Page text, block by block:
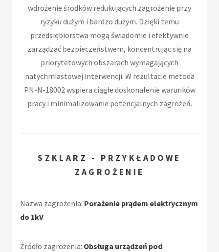
wdrożenie środków redukujących zagrożenie przy
ryzyku dużym i bardzo dużym. Dzięki temu
przedsiębiorstwa mogą świadomie i efektywnie
zarządzać bezpieczeństwem, koncentrując się na
priorytetowych obszarach wymagających
natychmiastowej interwencji. W rezultacie metoda
PN-N-18002 wspiera ciągłe doskonalenie warunków
pracy i minimalizowanie potencjalnych zagrożeń.
SZKLARZ - PRZYKŁADOWE
ZAGROŻENIE
Nazwa zagrożenia: Porażenie prądem elektrycznym
do 1kV
Źródło zagrożenia: Obsługa urządzeń pod